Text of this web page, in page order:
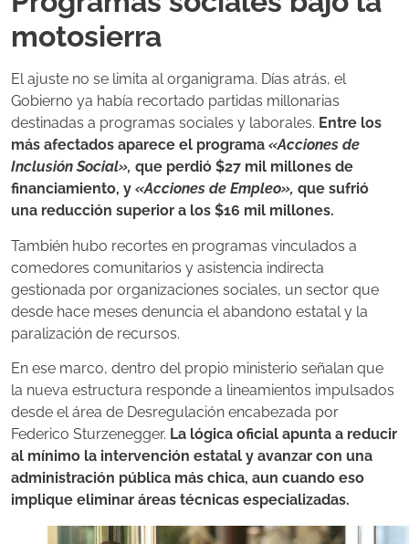
motosierra
El ajuste no se limita al organigrama. Días atrás, el
Gobierno ya había recortado partidas millonarias
destinadas a programas sociales y laborales. Entre los
más afectados aparece el programa «Acciones de
Inclusión Social», que perdió $27 mil millones de
financiamiento, y «Acciones de Empleo», que sufrió
una reducción superior a los $16 mil millones.
También hubo recortes en programas vinculados a
comedores comunitarios y asistencia indirecta
gestionada por organizaciones sociales, un sector que
desde hace meses denuncia el abandono estatal y la
paralización de recursos.
En ese marco, dentro del propio ministerio señalan que
la nueva estructura responde a lineamientos impulsados
desde el área de Desregulación encabezada por
Federico Sturzenegger. La lógica oficial apunta a reducir
al mínimo la intervención estatal y avanzar con una
administración pública más chica, aun cuando eso
implique eliminar áreas técnicas especializadas.